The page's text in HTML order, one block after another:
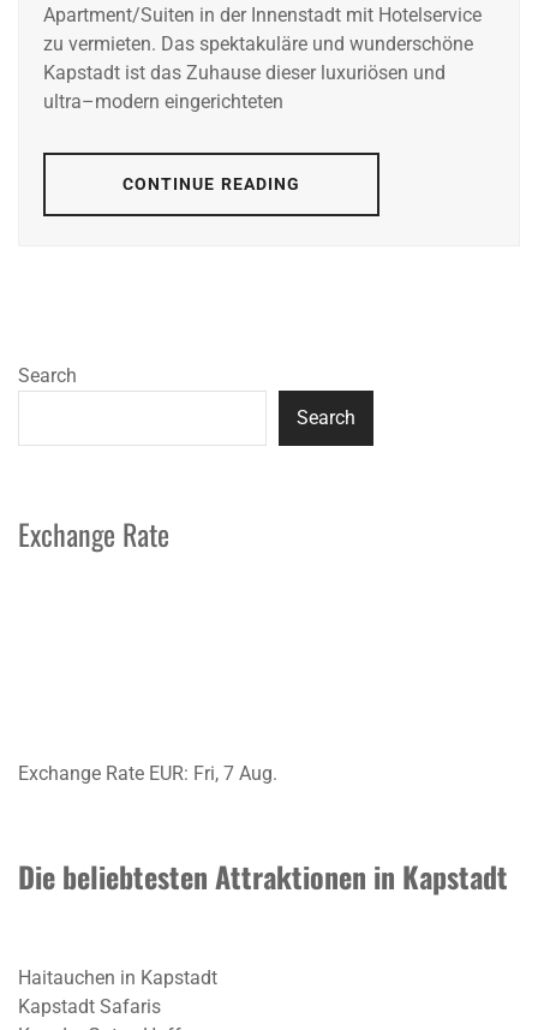
Apartment/Suiten in der Innenstadt mit Hotelservice
zu vermieten. Das spektakuläre und wunderschöne
Kapstadt ist das Zuhause dieser luxuriösen und
ultra–modern eingerichteten
CONTINUE READING
Search
Search
Exchange Rate
Exchange Rate EUR: Fri, 7 Aug.
Die beliebtesten Attraktionen in Kapstadt
Haitauchen in Kapstadt
Kapstadt Safaris